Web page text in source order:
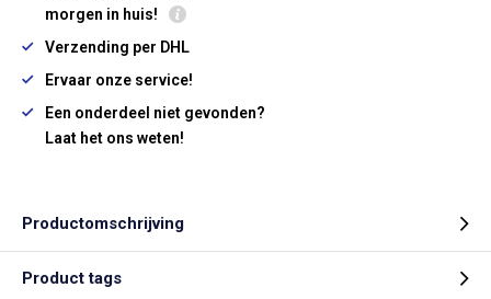
morgen in huis!
Verzending per DHL
Ervaar onze service!
Een onderdeel niet gevonden?
Laat het ons weten!
Productomschrijving
Product tags